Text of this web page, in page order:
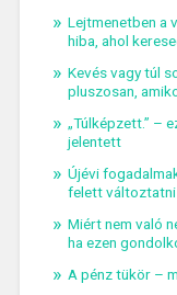
Lejtmenetben a
hiba, ahol
Kevés vagy túl
pluszosan,
„Túlképzett.” –
jelentett
Újévi
felett változtatni
Miért nem való
ha ezen
A pénz tükör –